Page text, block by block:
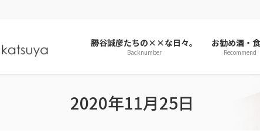
勝谷誠彦たちの××な日々。
Backnumber
お勧め酒・
Recommend
2020年11月25日